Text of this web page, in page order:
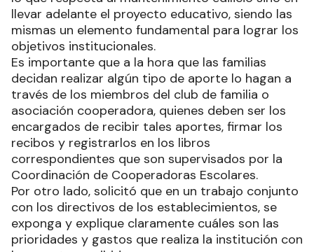
llevar adelante el proyecto educativo, siendo las
mismas un elemento fundamental para lograr los
objetivos institucionales.
Es importante que a la hora que las familias
decidan realizar algún tipo de aporte lo hagan a
través de los miembros del club de familia o
asociación cooperadora, quienes deben ser los
encargados de recibir tales aportes, firmar los
recibos y registrarlos en los libros
correspondientes que son supervisados por la
Coordinación de Cooperadoras Escolares.
Por otro lado, solicitó que en un trabajo conjunto
con los directivos de los establecimientos, se
exponga y explique claramente cuáles son las
prioridades y gastos que realiza la institución con